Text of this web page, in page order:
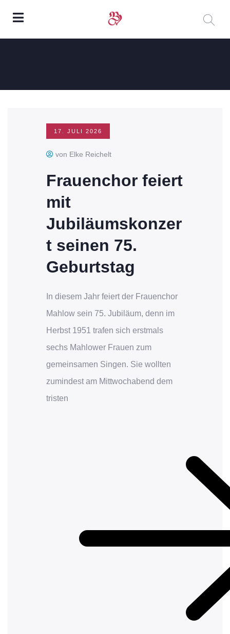
17. JULI 2026
von Elke Reichelt
Frauenchor feiert
mit
Jubiläumskonzer
t seinen 75.
Geburtstag
In diesem Jahr feiert der Frauenchor
Mahlow sein 75. Jubiläum, denn im
Herbst 1951 trafen sich erstmals
sechs Mahlower Frauen zum
gemeinsamen Singen. Sie wollten
zumindest am Mittwochabend dem
tristen